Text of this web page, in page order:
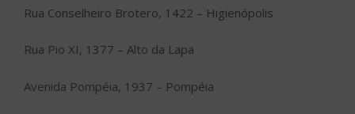
Rua Conselheiro Brotero, 1422 – Higienópolis
Rua Pio XI, 1377 – Alto da Lapa
Avenida Pompéia, 1937 – Pompéia